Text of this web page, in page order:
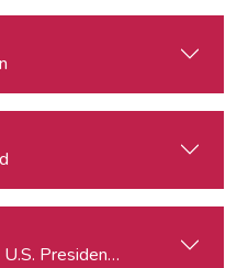
Presidential Elections: